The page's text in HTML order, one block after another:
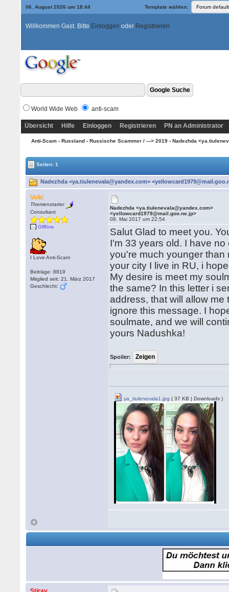
06. August 2026 um 18:44 Template wählen:
Willkommen Gast. Bitte Einloggen oder Registrieren
World Wide Web anti-scam
Übersicht Hilfe Einloggen Registrieren PN an Administrator
Anti-Scam› Russland› Russische Scammer / ---> 2019› Nadezhda
Seiten: 1
Nadezhda <ya.tiulenevala@yandex.com>
Velic
Themenstarter
Consultant
Offline
I Love Anti-Scam
Beiträge: 8819
Mitglied seit: 21. März 2017
Geschlecht:
Nadezhda <ya.tiulenevala@yandex.com>
<yellowcard1979@mail.goo.ne.jp>
08. Mai 2017 um 22:54
Salut Glad to meet you.
I'm 33 years old. I have
you're much younger
your city I live in RU, i
My desire is meet my
the same? In this letter i
address, that will allow
ignore this message. I
soulmate, and we will
yours Nadushka!
Spoiler:
ya_tiulenevala1.jpg ( 37 KB | Downloads )